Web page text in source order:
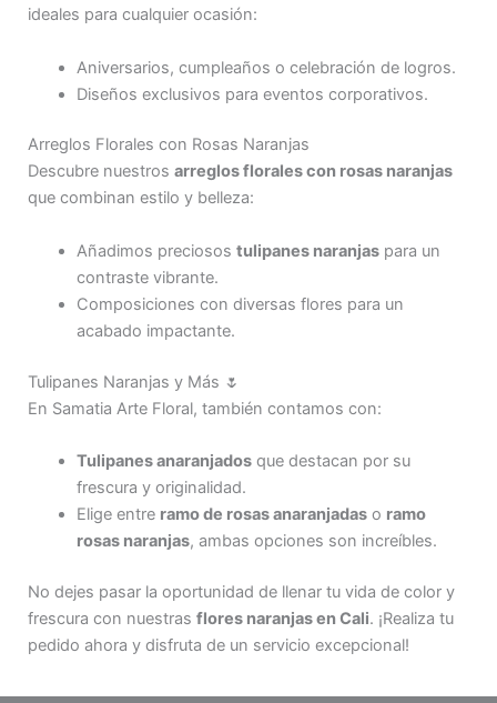
ideales para cualquier ocasión:
Aniversarios, cumpleaños o celebración de logros.
Diseños exclusivos para eventos corporativos.
Arreglos Florales con Rosas Naranjas
Descubre nuestros arreglos florales con rosas naranjas
que combinan estilo y belleza:
Añadimos preciosos tulipanes naranjaspara un
contraste vibrante.
Composiciones con diversas flores para un
acabado impactante.
Tulipanes Naranjas y Más 🌷
En Samatia Arte Floral, también contamos con:
Tulipanes anaranjadosque destacan por su
frescura y originalidad.
Elige entre ramo de rosas anaranjadaso ramo
rosas naranjas, ambas opciones son increíbles.
No dejes pasar la oportunidad de llenar tu vida de color y
frescura con nuestras flores naranjas en Cali. ¡Realiza tu
pedido ahora y disfruta de un servicio excepcional!